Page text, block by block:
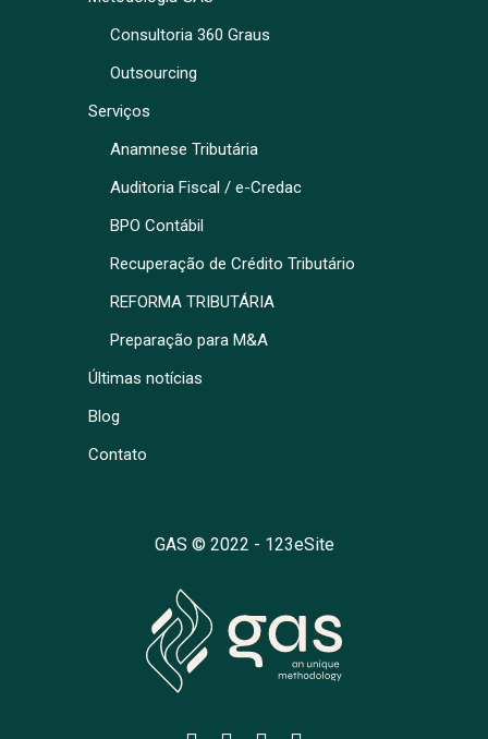
Consultoria 360 Graus
Outsourcing
Serviços
Anamnese Tributária
Auditoria Fiscal / e-Credac
BPO Contábil
Recuperação de Crédito Tributário
REFORMA TRIBUTÁRIA
Preparação para M&A
Últimas notícias
Blog
Contato
GAS © 2022 - 123eSite